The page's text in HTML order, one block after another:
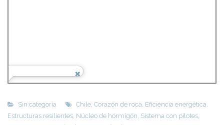
Sin categoría Chile, Corazón de roca, Eficiencia energética,
Estructuras resilientes, Núcleo de hormigón, Sistema con pilotes,